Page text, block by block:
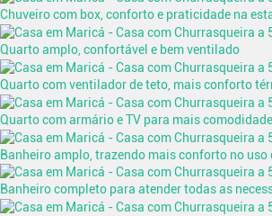
Chuveiro com box, conforto e praticidade na
Quarto amplo, confortável e bem ventilado
Quarto com ventilador de teto, mais conforto
Quarto com armário e TV para mais comodidade
Banheiro amplo, trazendo mais conforto no uso
Banheiro completo para atender todas as